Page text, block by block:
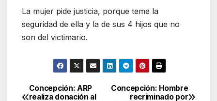
La mujer pide justicia, porque teme la
seguridad de ella y la de sus 4 hijos que no
son del victimario.
Navegación
Concepción: Hombre
recriminado por
Concepción: ARP
realiza donación al